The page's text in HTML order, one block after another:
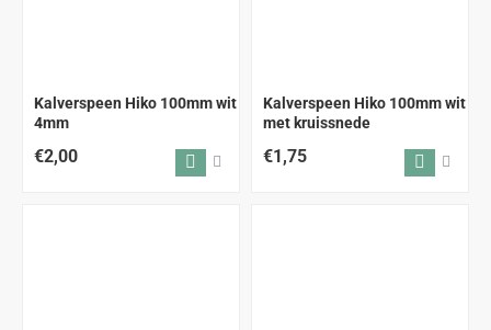
Kalverspeen Hiko 100mm wit
4mm
€2,00
Kalverspeen Hiko 100mm wit
met kruissnede
€1,75